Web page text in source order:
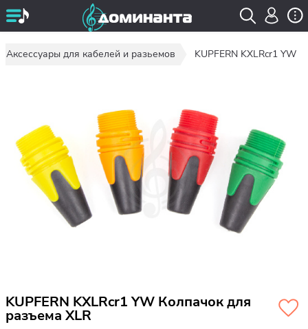
Аксессуары для кабелей и разьемов KUPFERN KXLRcr1 YW
KUPFERN KXLRcr1 YW Колпачок для
разъема XLR